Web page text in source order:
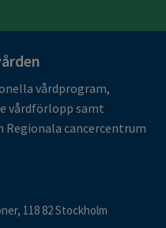
vårdprogram,
vårdförlopp samt
cancercentrum
118 82 Stockholm